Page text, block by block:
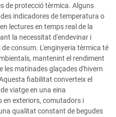
de protecció tèrmica. Alguns
indicadores de temperatura o
lectures en temps real de la
la necessitat d'endevinar i
consum. L'enginyeria tèrmica té
mantenint el rendiment
les matinades glaçades d'hivern
fiabilitat converteix el
viatge en una eina
en exteriors, comutadors i
qualitat constant de begudes